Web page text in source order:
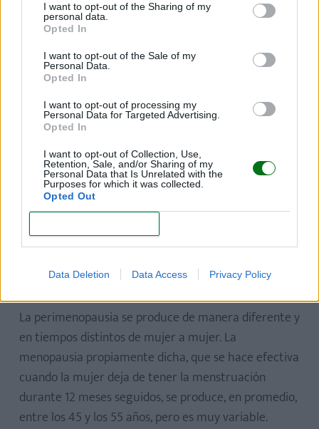
I want to opt-out of the Sharing of my
personal data.
Opted In
I want to opt-out of the Sale of my
Personal Data.
Opted In
I want to opt-out of processing my
Personal Data for Targeted Advertising.
Opted In
I want to opt-out of Collection, Use,
Retention, Sale, and/or Sharing of my
Personal Data that Is Unrelated with the
Purposes for which it was collected.
Opted Out
Data Deletion Data Access Privacy Policy
Todas las mujeres debemos consultar al ginecólogo
anormalidades, para descartar posibles
enfermedades.
(Te interesa:Sangrado posparto y falsa
menstruación
Regla irregular por premenopausia
transición hacia la menopausia. Más
específicamente, se denomina
perimenopausia
decir, "lo que rodea a la menopausia".
La perimenopausia se produce de manera diferente y
en tiempos distintos de mujer a mujer. La
menopausia propiamente dicha, que se hace efectiva
cuando la mujer deja de tener la menstruación
durante 12 meses seguidos, se produce, en promedio,
entre los 45 y los 55 años, pero es muy variable.